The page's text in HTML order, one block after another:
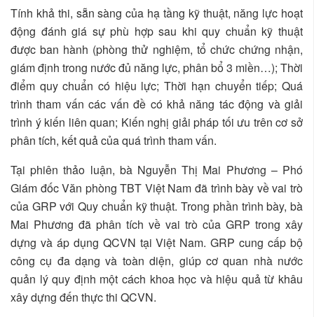
Tính khả thi, sẵn sàng của hạ tầng kỹ thuật, năng lực hoạt
động đánh giá sự phù hợp sau khi quy chuẩn kỹ thuật
được ban hành (phòng thử nghiệm, tổ chức chứng nhận,
giám định trong nước đủ năng lực, phân bổ 3 miền…); Thời
điểm quy chuẩn có hiệu lực; Thời hạn chuyển tiếp; Quá
trình tham vấn các vấn đề có khả năng tác động và giải
trình ý kiến liên quan; Kiến nghị giải pháp tối ưu trên cơ sở
phân tích, kết quả của quá trình tham vấn.
Tại phiên thảo luận, bà Nguyễn Thị Mai Phương – Phó
Giám đốc Văn phòng TBT Việt Nam đã trình bày về vai trò
của GRP với Quy chuẩn kỹ thuật. Trong phần trình bày, bà
Mai Phương đã phân tích về vai trò của GRP trong xây
dựng và áp dụng QCVN tại Việt Nam. GRP cung cấp bộ
công cụ đa dạng và toàn diện, giúp cơ quan nhà nước
quản lý quy định một cách khoa học và hiệu quả từ khâu
xây dựng đến thực thi QCVN.